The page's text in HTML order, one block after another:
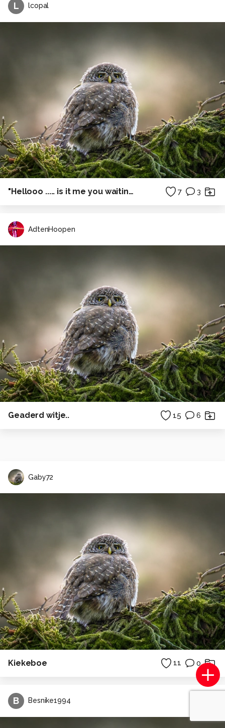
L lcopal
"Hellooo ..... is it me you waiting for !?" 7 3
AdtenHoopen
Geaderd witje.. 15 6
Gaby72
Kiekeboe 11 0
B Besnike1994